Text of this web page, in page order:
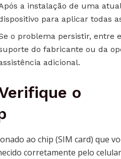
a instalação de uma
para aplicar todas
o problema persistir, entre
do fabricante ou da
adicional.
o
ao chip (SIM card) que
corretamente pelo